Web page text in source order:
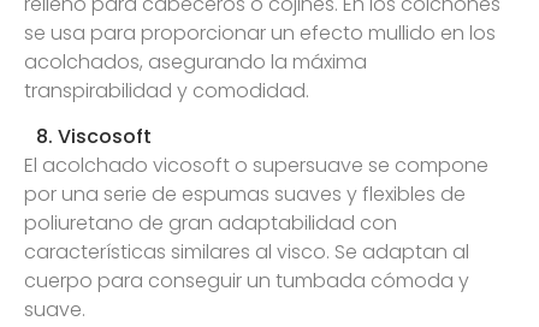
se usa para proporcionar un efecto mullido en los
acolchados, asegurando la máxima
transpirabilidad y comodidad.
8. Viscosoft
El acolchado vicosoft o supersuave se compone
por una serie de espumas suaves y flexibles de
poliuretano de gran adaptabilidad con
características similares al visco. Se adaptan al
cuerpo para conseguir un tumbada cómoda y
suave.